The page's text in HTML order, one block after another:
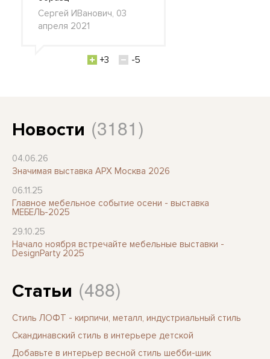
Сергей ИВанович, 03
апреля 2021
+3 -5
Новости (3181)
04.06.26
Значимая выставка АРХ Москва 2026
06.11.25
Главное мебельное событие осени - выставка
МЕБЕЛЬ-2025
29.10.25
Начало ноября встречайте мебельные выставки -
DesignParty 2025
Статьи (488)
Стиль ЛОФТ - кирпичи, металл, индустриальный стиль
Скандинавский стиль в интерьере детской
Добавьте в интерьер весной стиль шебби-шик